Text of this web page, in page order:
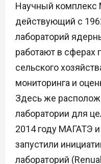
Научный комплекс
действующий с
лабораторий
работают в сферах
сельского
мониторинга и
Здесь же
лаборатории для
2014 году МАГАТЭ
запустили
лабораторий